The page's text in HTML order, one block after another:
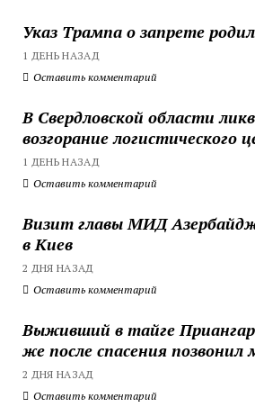
Указ Трампа о запрете
1 ДЕНЬ НАЗАД
Оставить комментарий
В Свердловской области
возгорание логистического
1 ДЕНЬ НАЗАД
Оставить комментарий
Визит главы МИД
в Киев
2 ДНЯ НАЗАД
Оставить комментарий
Выживший в тайге
же после спасения позвонил
2 ДНЯ НАЗАД
Оставить комментарий